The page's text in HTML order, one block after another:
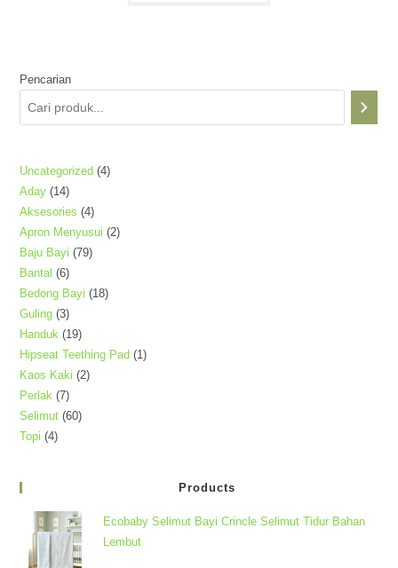
Pencarian
Uncategorized 44
Aday 1414
Produk
Aksesories 44
Produk
Apron Menyusui 22
Baju Bayi 7979
Bantal 66
Produk
Bedong Bayi 1818
Guling 33
Produk
Handuk 1919
Produk
Hipseat Teething Pad 11
Kaos Kaki 22
Perlak 77
Produk
Selimut 6060
Topi 44
Products
Ecobaby Selimut Bayi Crincle Selimut Tidur Bahan
Lembut